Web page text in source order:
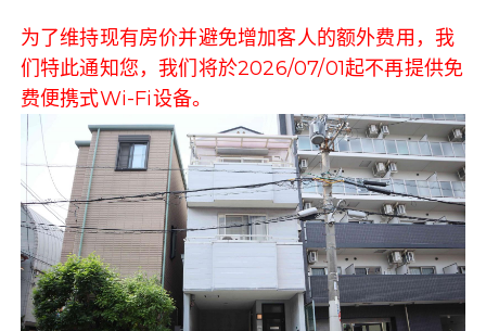
为了维持现有房价并避免增加客人的额外费用，我
们特此通知您，我们将於2026/07/01起不再提供免
费便携式Wi-Fi设备。